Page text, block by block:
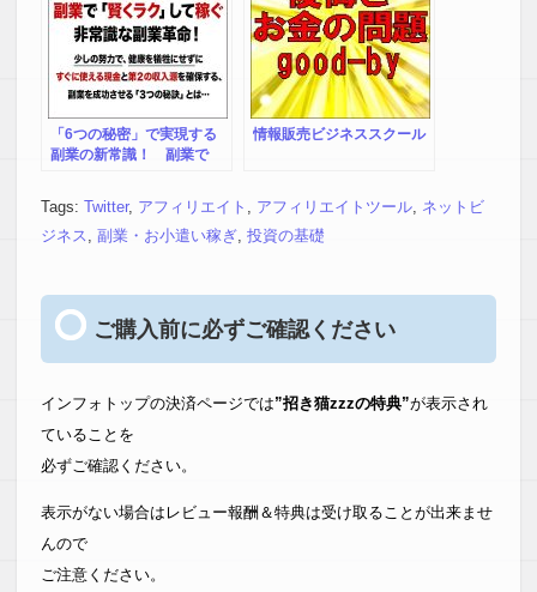
「6つの秘密」で実現する
副業の新常識！ 副業で
の努力で、健康を犠牲にせ
ずにすぐに使える現金と第
情報販売ビジネススクール
Tags: Twitter, アフィリエイト , アフィリエイトツール, ネットビ
ジネス, 副業・お小遣い稼ぎ, 投資の基礎
ご購入前に必ずご確認ください
インフォトップの決済ページでは”招き猫zzzの特典”が表示され
ていることを
必ずご確認ください。
表示がない場合はレビュー報酬＆特典は受け取ることが出来ませ
んので
ご注意ください。